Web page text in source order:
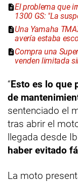
El problema que
1300 GS: "La
Una Yamaha
avería estaba
Compra una
venden limitada
“Esto es lo que
de
sentenciado el
tras abrir el
llegada desde
haber evitado
La moto